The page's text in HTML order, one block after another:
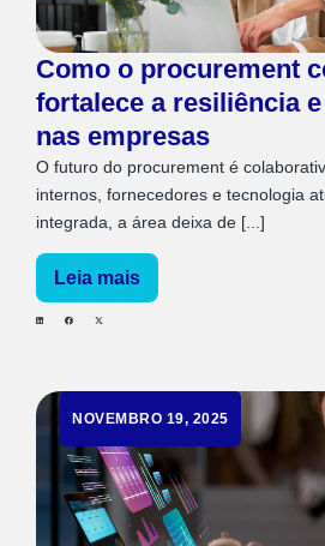
Como o procurement
fortalece a resiliência
nas empresas
O futuro do procurement é
internos, fornecedores e tecnologia
integrada, a área deixa de [...]
Leia mais
NOVEMBRO 19, 2025